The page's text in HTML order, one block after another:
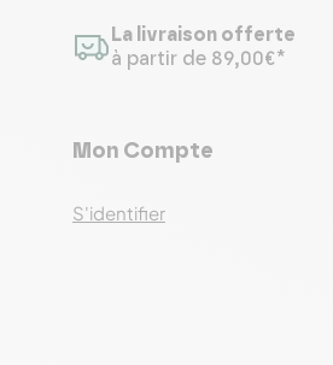
La livraison offerte
à partir de 89,00€*
Mon Compte
S'identifier